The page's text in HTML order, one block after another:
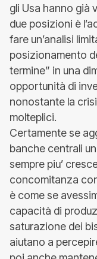
gli Usa hanno già
due posizioni è
fare un’analisi
posizionamento
termine” in una
opportunità di
nonostante la
molteplici.
Certamente se
banche centrali
sempre piu’
concomitanza
è come se
capacità di
saturazione dei
aiutano a